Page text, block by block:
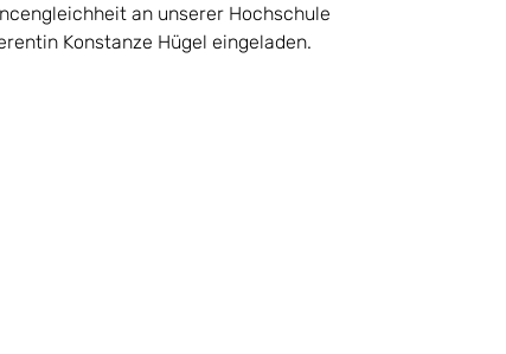
an unserer Hochschule
Konstanze Hügel eingeladen.